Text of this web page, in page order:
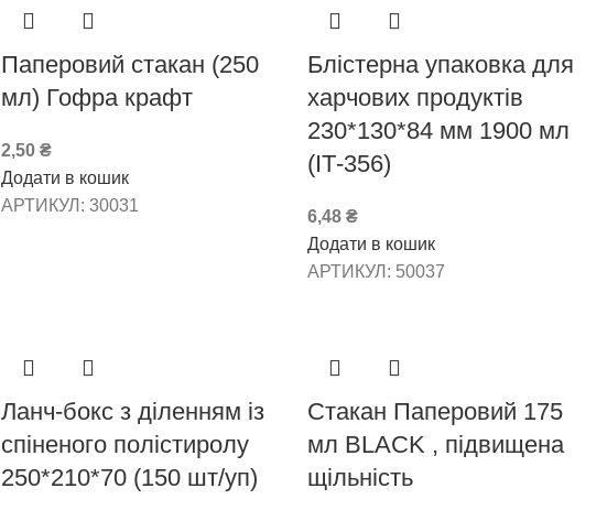
Паперовий стакан (250
мл) Гофра крафт
2,50 ₴
Додати в кошик
АРТИКУЛ: 30031
Блістерна упаковка для
харчових продуктів
230*130*84 мм 1900 мл
(ІТ-356)
6,48 ₴
Додати в кошик
АРТИКУЛ: 50037
Ланч-бокс з діленням із
спіненого полістиролу
250*210*70 (150 шт/уп)
Стакан Паперовий 175
мл BLACK , підвищена
щільність